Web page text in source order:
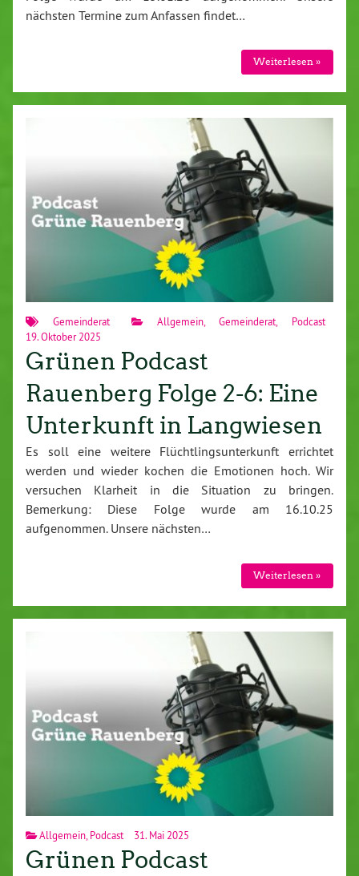
nächsten Termine zum Anfassen findet…
Weiterlesen »
Gemeinderat Allgemein,Gemeinderat, Podcast
19. Oktober 2025
Grünen Podcast
Rauenberg Folge 2-6: Eine
Unterkunft in Langwiesen
Es soll eine weitere Flüchtlingsunterkunft errichtet
werden und wieder kochen die Emotionen hoch. Wir
versuchen Klarheit in die Situation zu bringen.
Bemerkung: Diese Folge wurde am 16.10.25
aufgenommen. Unsere nächsten…
Weiterlesen »
Allgemein Podcast 31. Mai 2025
Grünen Podcast